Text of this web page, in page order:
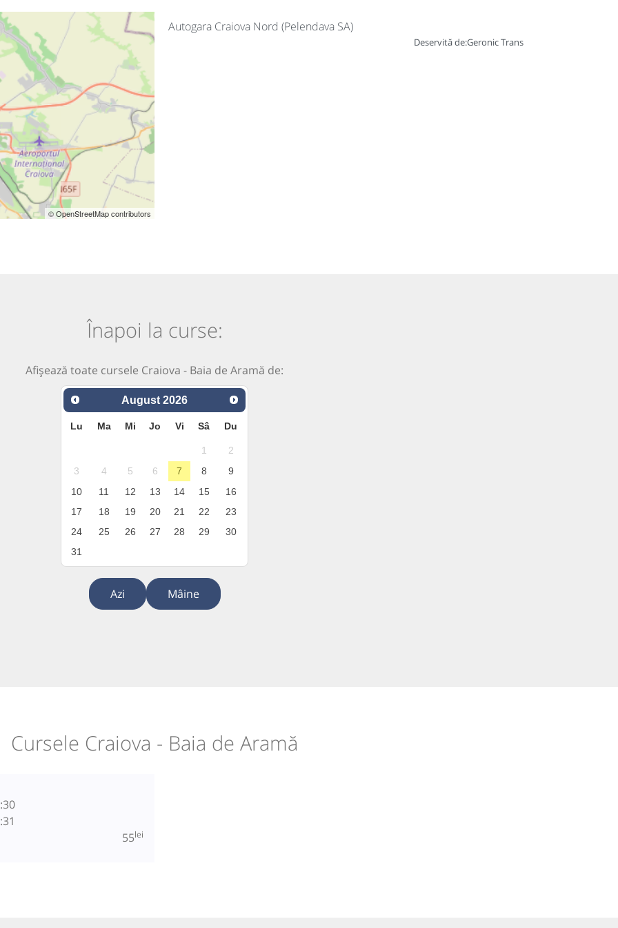
© OpenStreetMap contributors
Autogara Craiova Nord (Pelendava SA)
Deservită de:Geronic Trans
Înapoi la curse:
Afișează toate cursele Craiova - Baia de Aramă de:
August 2026
Lu Ma Mi Jo Vi Sâ Du
1
2
3
4 5 6 7 8
9
10
11 12 13 14 15
16
17
18 19 20 21 22
23
24
25 26 27 28 29
30
31
Azi Mâine
Cursele Craiova - Baia de Aramă
55lei